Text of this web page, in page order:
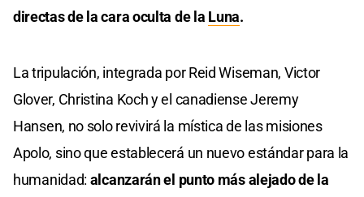
directas de la cara oculta de la Luna.
La tripulación, integrada por Reid Wiseman, Victor
Glover, Christina Koch y el canadiense Jeremy
Hansen, no solo revivirá la mística de las misiones
Apolo, sino que establecerá un nuevo estándar para la
humanidad: alcanzarán el punto más alejado de la